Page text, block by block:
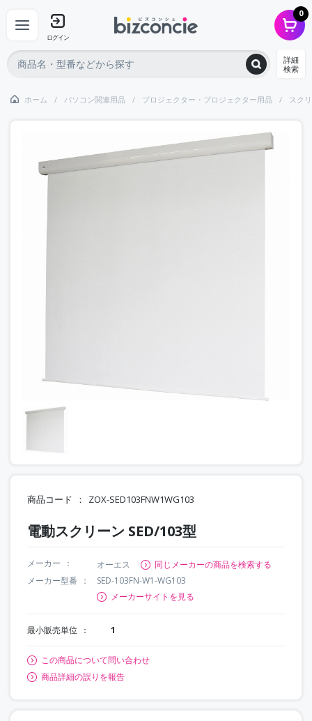
ログイン
0
詳細
検索
ホーム パソコン関連用品 プロジェクター・プロジェクター用品 スク
商品コード ZOX-SED103FNW1WG103
電動スクリーン SED/103型
メーカー オーエス
同じメーカーの商品を検索する
メーカー型番
SED-103FN-W1-WG103
メーカーサイトを見る
最小販売単位 1
この商品について問い合わせ
商品詳細の誤りを報告